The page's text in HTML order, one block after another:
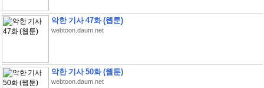
악한 기사 47화 (웹툰)
webtoon.daum.net
악한 기사 50화 (웹툰)
webtoon.daum.net